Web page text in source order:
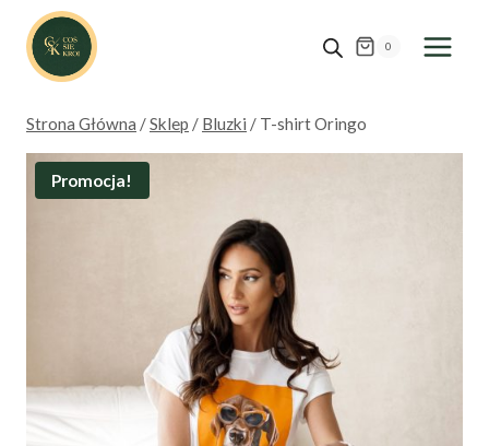
Przejdź
treści
0
Strona Główna /Sklep / Bluzki / T-shirt Oringo
Promocja!